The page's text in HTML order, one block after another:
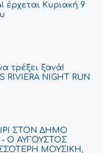
Κυριακή 9
τρέξει ξανά!
RIVIERA NIGHT RUN
ΣΤΟΝ ΔΗΜΟ
- Ο ΑΥΓΟΥΣΤΟΣ
ΜΟΥΣΙΚΗ,